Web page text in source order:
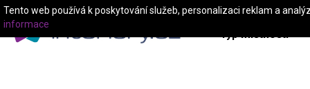
Typ místnosti
Tento web používá k poskytování služeb, personalizaci reklam a
informace